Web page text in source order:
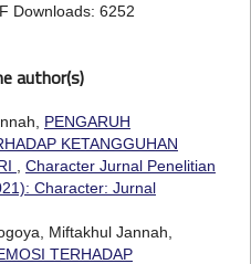
Downloads: 6252
author(s)
PENGARUH
KETANGGUHAN
Character Jurnal Penelitian
Character: Jurnal
Miftakhul Jannah,
TERHADAP